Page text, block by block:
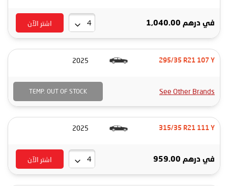
في درهم 1,040.00 اشتر الآن
295/35 R21 107 Y
2025
See Other Brands
TEMP. OUT OF STOCK
315/35 R21 111 Y
2025
في درهم 959.00 اشتر الآن